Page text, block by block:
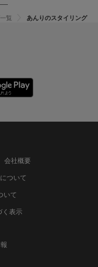
覧 あんりのスタイリング
会社概要
ついて
いて
く表示